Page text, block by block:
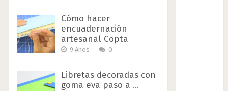
Cómo hacer
encuadernación
artesanal Copta
9 Años 0
Libretas decoradas con
goma eva paso a …